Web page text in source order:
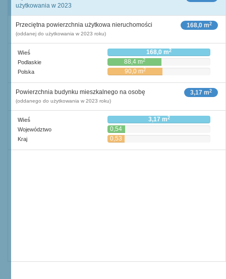
użytkowania w 2023
168,0 m2
Przeciętna powierzchnia użytkowa nieruchomości
(oddanej do użytkowania w 2023 roku)
Wieś 168,0 m2
Podlaskie 88,4 m2
Polska 90,0 m2
3,17 m2
Powierzchnia budynku mieszkalnego na osobę
(oddanego do użytkowania w 2023 roku)
Wieś 3,17 m2
Województwo
0,54
m2
Kraj
0,53